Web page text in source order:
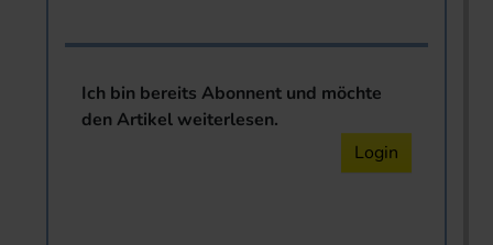
Ich bin bereits Abonnent und möchte
den Artikel weiterlesen.
Login